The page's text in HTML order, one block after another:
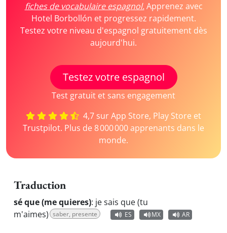
fiches de vocabulaire espagnol.Apprenez avec
Hotel Borbollón et progressez rapidement.
Testez votre niveau d'espagnol gratuitement dès
aujourd'hui.
Testez votre espagnol
Test gratuit et sans engagement
4,7 sur App Store, Play Store et
Trustpilot. Plus de 8 000 000 apprenants dans le
monde.
Traduction
sé que (me quieres): je sais que (tu
m'aimes) saber, presente ES MX AR